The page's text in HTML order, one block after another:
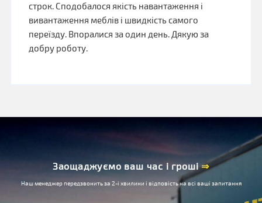
строк. Сподобалося якість навантаження і
вивантаження меблів і швидкість самого
переїзду. Впоралися за один день. Дякую за
добру роботу.
Заощаджуємо ваш час і гроші⇒
Наш менеджер передзвонить за 2-і хвилини і відповість на всі ваші запитання